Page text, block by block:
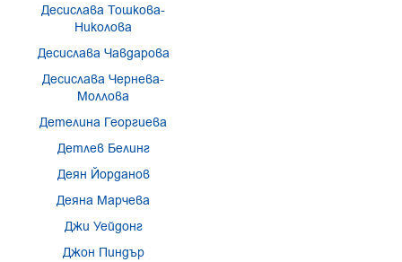
Десислава Тошкова-
Николова
Десислава Чавдарова
Десислава Чернева-
Моллова
Детелина Георгиева
Детлев Белинг
Деян Йорданов
Деяна Марчева
Джи Уейдонг
Джон Пиндър